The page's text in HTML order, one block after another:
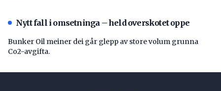
Nytt fall i omsetninga – held overskotet oppe
Bunker Oil meiner dei går glepp av store volum grunna
Co2-avgifta.